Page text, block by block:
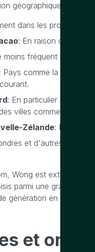
géographique typique
dans les provinces
: En raison de
moins fréquent que sur
: Pays comme la
: En particulier aux
villes comme San
Zélande: Présence
et d'autres
Wong est
parmi une grande
génération en génération.
et